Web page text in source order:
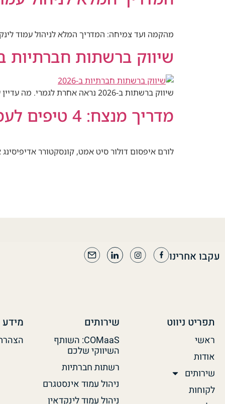
מהקמה ועד צמיחה: המדריך המלא לניהול עמוד לינקדאין עסקי ב-2026, עם כל
שיווק ברשתות חברתיות ב-2026: מה עובד, מה השתנה, ולמה זה קשה יותר
שיווק ברשתות ב-2026 נראה אחרת לגמרי. מה עדיין עובד, מה השתנה, ואיך מכוונים את האסטרטגיה שלכם קדימה.
מדריך מנצח: 4 טיפים לעמוד הפייסבוק העסקי
לורם איפסום דולור סיט אמט, קונסקטורר
עקבו אחרינו
תפריט ניווט
ראשי
אודות
שירותים
לקוחות
שירותים
COMaaS: השותף
השיווקי שלכם
רשתות חברתיות
ניהול עמוד אינסטגרם
ניהול עמוד לינקדאין